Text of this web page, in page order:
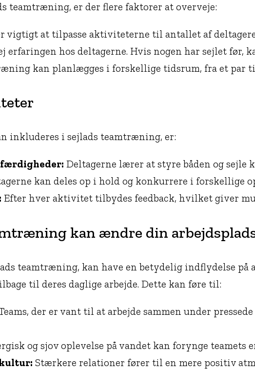
teamtræning, er der flere faktorer at overveje:
vigtigt at tilpasse aktiviteterne til antallet af
erfaringen hos deltagerne. Hvis nogen har sejlet før,
kan planlægges i forskellige tidsrum, fra et par
inkluderes i sejlads teamtræning, er:
Deltagerne lærer at styre båden og sejle
kan deles op i hold og konkurrere i forskellige
Efter hver aktivitet tilbydes feedback, hvilket giver
kan ændre din
teamtræning, kan have en betydelig indflydelse på
til deres daglige arbejde. Dette kan føre til:
der er vant til at arbejde sammen under
og sjov oplevelse på vandet kan forynge teamets
Stærkere relationer fører til en mere positiv